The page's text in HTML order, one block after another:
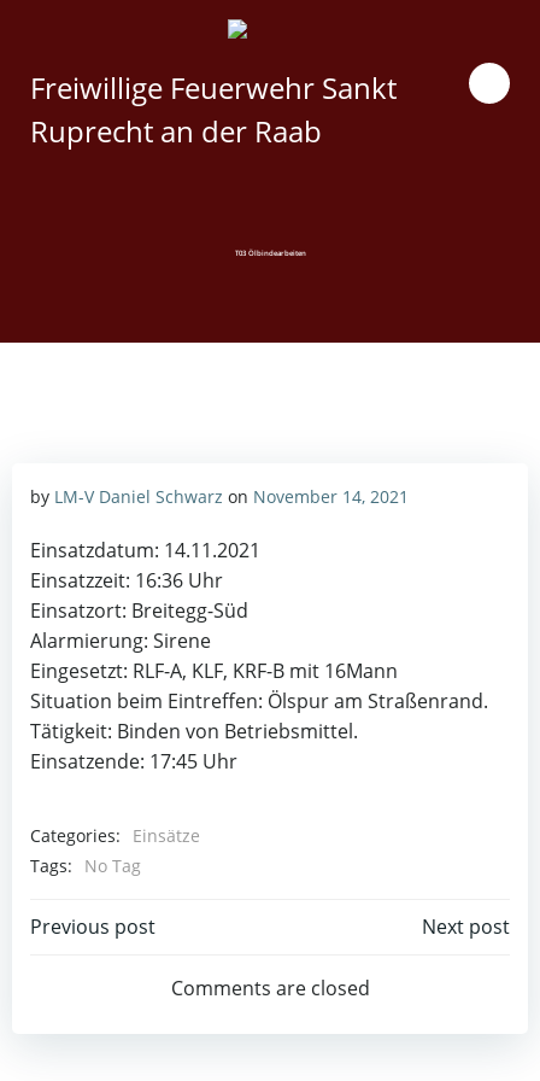
springen
Freiwillige Feuerwehr Sankt
Ruprecht an der Raab
T03 Ölbindearbeiten
by LM-V Daniel Schwarz on November 14, 2021
Einsatzdatum: 14.11.2021
Einsatzzeit: 16:36 Uhr
Einsatzort: Breitegg-Süd
Alarmierung: Sirene
Eingesetzt: RLF-A, KLF, KRF-B mit 16Mann
Situation beim Eintreffen: Ölspur am Straßenrand.
Tätigkeit: Binden von Betriebsmittel.
Einsatzende: 17:45 Uhr
Categories:
Einsätze
Tags:
No Tag
Beitragsnavigation
Previous post Next post
Comments are closed